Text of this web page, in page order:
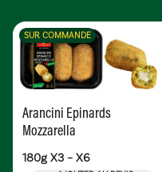
Arancini Epinards
Mozzarella
180g X3 – X6
SUR COMMANDE